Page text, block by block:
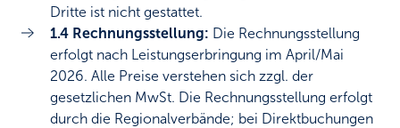
Dritte ist nicht gestattet.
1.4 Rechnungsstellung: Die Rechnungsstellung
erfolgt nach Leistungserbringung im April/Mai
2026. Alle Preise verstehen sich zzgl. der
gesetzlichen MwSt. Die Rechnungsstellung erfolgt
durch die Regionalverbände; bei Direktbuchungen